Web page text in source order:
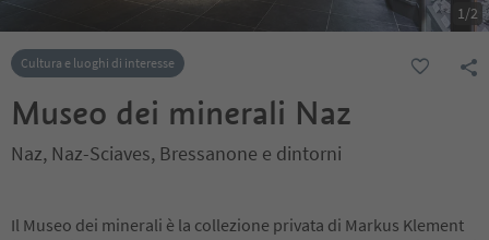
1/2
Cultura e luoghi di interesse
Museo dei minerali Naz
Naz, Naz-Sciaves, Bressanone e dintorni
Il Museo dei minerali è la collezione privata di Markus Klement